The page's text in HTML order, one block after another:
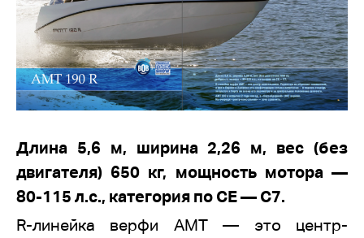
Длина 5,6 м, ширина 2,26 м, вес (без
двигателя) 650 кг, мощность мотора —
80-115 л.с., категория по СЕ — С7.
R-линейка верфи AMT — это центр-